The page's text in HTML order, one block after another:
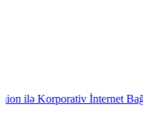
İnternet Bağlantısı